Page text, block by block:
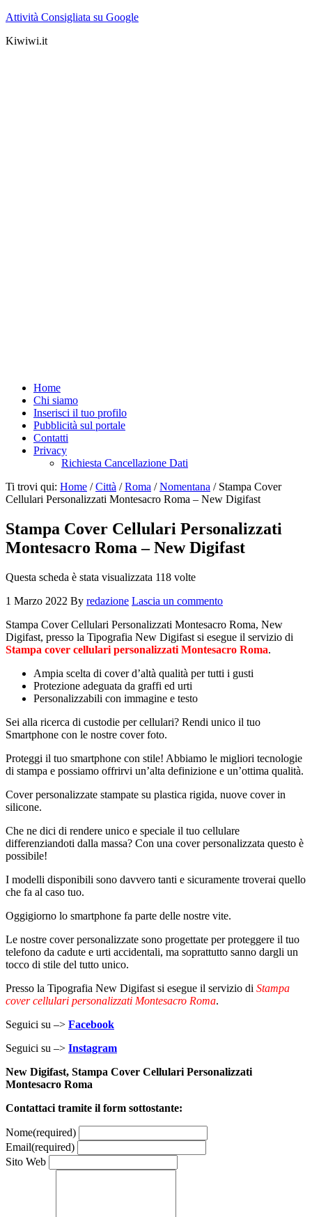
Attività Consigliata su Google
Kiwiwi.it
Home
Chi siamo
Inserisci il tuo profilo
Pubblicità sul portale
Contatti
Privacy
Richiesta Cancellazione Dati
Ti trovi qui: Home / Città / Roma / Nomentana /Stampa Cover
Cellulari Personalizzati Montesacro Roma – New Digifast
Stampa Cover Cellulari Personalizzati
Montesacro Roma – New Digifast
Questa scheda è stata visualizzata 118 volte
1 Marzo 2022 By redazione Lascia un commento
Stampa Cover Cellulari Personalizzati Montesacro Roma, New
Digifast, presso la Tipografia New Digifast si esegue il servizio di
Stampa cover cellulari personalizzati Montesacro Roma.
Ampia scelta di cover d’altà qualità per tutti i gusti
Protezione adeguata da graffi ed urti
Personalizzabili con immagine e testo
Sei alla ricerca di custodie per cellulari? Rendi unico il tuo
Smartphone con le nostre cover foto.
Proteggi il tuo smartphone con stile! Abbiamo le migliori tecnologie
di stampa e possiamo offrirvi un’alta definizione e un’ottima qualità.
Cover personalizzate stampate su plastica rigida, nuove cover in
silicone.
Che ne dici di rendere unico e speciale il tuo cellulare
differenziandoti dalla massa? Con una cover personalizzata questo è
possibile!
I modelli disponibili sono davvero tanti e sicuramente troverai quello
che fa al caso tuo.
Oggigiorno lo smartphone fa parte delle nostre vite.
Le nostre cover personalizzate sono progettate per proteggere il tuo
telefono da cadute e urti accidentali, ma soprattutto sanno dargli un
tocco di stile del tutto unico.
Presso la Tipografia New Digifast si esegue il servizio di Stampa
cover cellulari personalizzati Montesacro Roma.
Seguici su –> Facebook
Seguici su –> Instagram
New Digifast, Stampa Cover Cellulari Personalizzati
Montesacro Roma
Contattaci tramite il form sottostante:
Nome(required)
Email(required)
Sito Web